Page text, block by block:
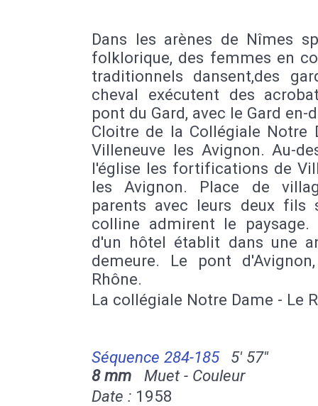
Dans les arènes de Nîmes
folklorique, des femmes en
traditionnels dansent,des
cheval exécutent des
pont du Gard, avec le Gard en-
Cloitre de la Collégiale Notre
Villeneuve les Avignon. Au-
l'église les fortifications de
les Avignon. Place de
parents avec leurs deux fils
colline admirent le paysage.
d'un hôtel établit dans une
demeure. Le pont
Rhône.
La collégiale Notre Dame - Le
Séquence 284-185
5' 57''
8 mm Muet - Couleur
Date : 1958